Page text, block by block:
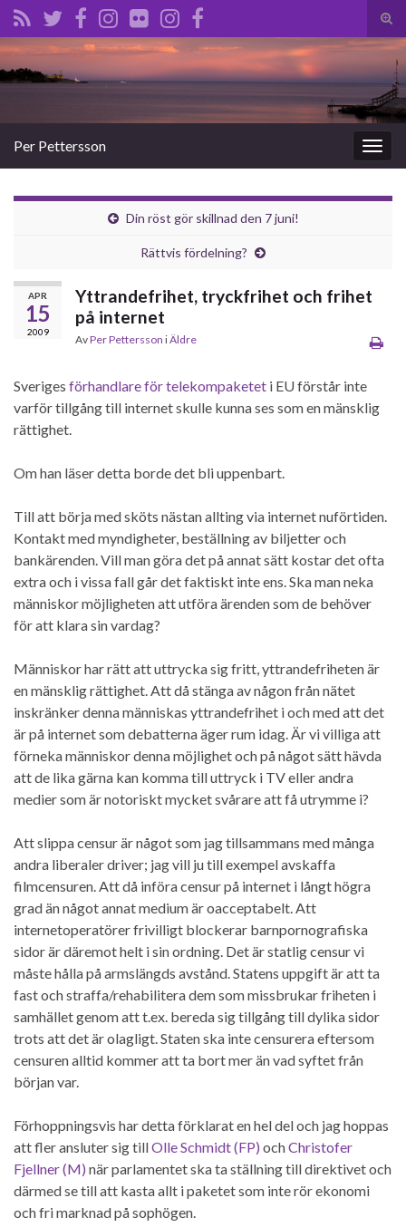
Slå
på/
Search for:
Slå
på/av
Per Pettersson
Din röst gör skillnad den 7 juni!
Rättvis fördelning?
APR
15
2009
Yttrandefrihet, tryckfrihet och frihet
på internet
AvPer Pettersson iÄldre
Sveriges förhandlare för telekompaketet i EU förstår inte
varför tillgång till internet skulle kunna ses som en mänsklig
rättighet.
Om han läser detta borde det bli uppenbart.
Till att börja med sköts nästan allting via internet nuförtiden.
Kontakt med myndigheter, beställning av biljetter och
bankärenden. Vill man göra det på annat sätt kostar det ofta
extra och i vissa fall går det faktiskt inte ens. Ska man neka
människor möjligheten att utföra ärenden som de behöver
för att klara sin vardag?
Människor har rätt att uttrycka sig fritt, yttrandefriheten är
en mänsklig rättighet. Att då stänga av någon från nätet
inskränker denna människas yttrandefrihet i och med att det
är på internet som debatterna äger rum idag. Är vi villiga att
förneka människor denna möjlighet och på något sätt hävda
att de lika gärna kan komma till uttryck i TV eller andra
medier som är notoriskt mycket svårare att få utrymme i?
Att slippa censur är något som jag tillsammans med många
andra liberaler driver; jag vill ju till exempel avskaffa
filmcensuren. Att då införa censur på internet i långt högra
grad än något annat medium är oacceptabelt. Att
internetoperatörer frivilligt blockerar barnpornografiska
sidor är däremot helt i sin ordning. Det är statlig censur vi
måste hålla på armslängds avstånd. Statens uppgift är att ta
fast och straffa/rehabilitera dem som missbrukar friheten i
samhället genom att t.ex. bereda sig tillgång till dylika sidor
trots att det är olagligt. Staten ska inte censurera eftersom
censuren alltid kommer att ta bort mer än vad syftet från
början var.
Förhoppningsvis har detta förklarat en hel del och jag hoppas
att fler ansluter sig tillOlle Schmidt (FP) ochChristofer
Fjellner (M) när parlamentet ska ta ställning till direktivet och
därmed se till att kasta allt i paketet som inte rör ekonomi
och fri marknad på sophögen.